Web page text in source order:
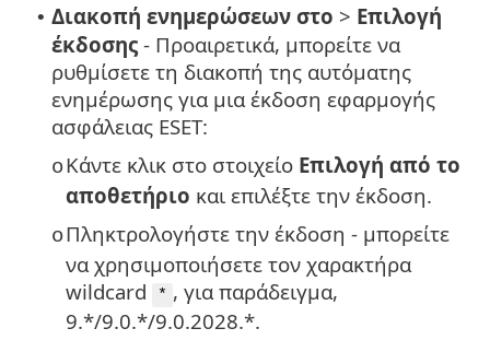
• Διακοπή ενημερώσεων στο > Επιλογή
έκδοσης - Προαιρετικά, μπορείτε να
ρυθμίσετε τη διακοπή της αυτόματης
ενημέρωσης για μια έκδοση εφαρμογής
ασφάλειας ESET:
oΚάντε κλικ στο στοιχείο Επιλογή από το
αποθετήριο και επιλέξτε την έκδοση.
oΠληκτρολογήστε την έκδοση - μπορείτε
να χρησιμοποιήσετε τον χαρακτήρα
wildcard
* , για παράδειγμα,
9.*/9.0.*/9.0.2028.*.